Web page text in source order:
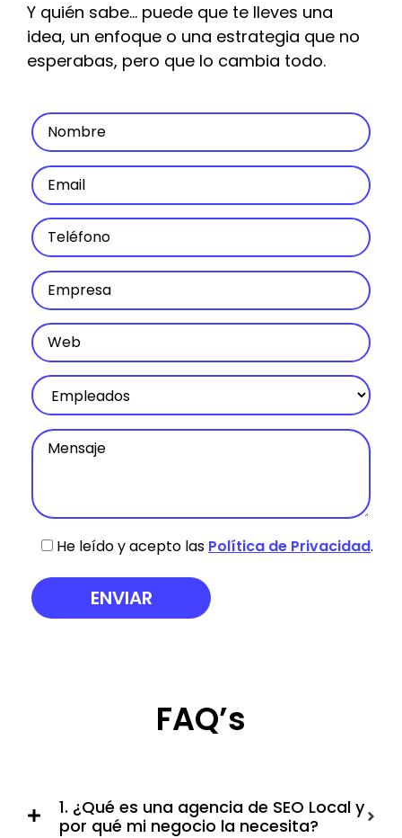
Y quién sabe… puede que te lleves una
idea, un enfoque o una estrategia que no
esperabas, pero que lo cambia todo.
He leído y acepto las Política de Privacidad.
FAQ’s
1. ¿Qué es una agencia de SEO Local y
por qué mi negocio la necesita?